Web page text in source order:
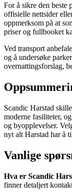
For å sikre den beste
offisielle nettsider
oppmerksom på at
priser og fullbooket
Ved transport
og å undersøke
overnattingsforslag,
Scandic Harstad
moderne fasiliteter,
og byopplevelser.
nyt alt Harstad har å
Vanlige
Hva er Scandic
finner detaljert